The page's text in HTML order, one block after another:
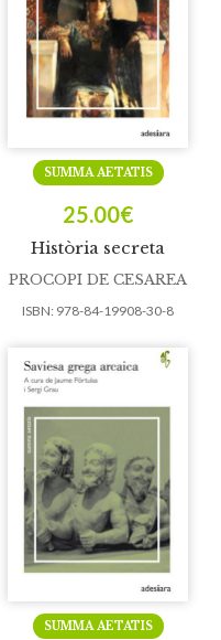
Història secreta
SUMMA AETATIS
25.00€
PROCOPI DE CESAREA
ISBN: 978-84-19908-30-8
SUMMA AETATIS